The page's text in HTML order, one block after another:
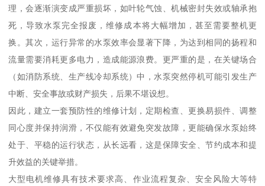
理，会逐渐演变成严重损坏，如叶轮气蚀、机械密封失效或轴承抱
死，导致水泵完全报废，维修成本将大幅增加，甚至需要整机更
换。其次，运行异常的水泵效率会显著下降，为达到相同的扬程和
流量需要消耗更多电力，造成能源浪费。更严重的是，在关键场合
（如消防系统、生产线冷却系统）中，水泵突然停机可能引发生产
中断、安全事故或财产损失，后果不堪设想。
因此，建立一套预防性的维修计划，定期检查、更换易损件、调整
同心度并保持润滑，不仅能有效避免突发故障，更能确保水泵始终
处于、平稳的运行状态，从长远看，这是保障安全、节约成本和提
升效益的关键举措。
大型电机维修具有技术要求高、作业流程复杂、安全风险大等特